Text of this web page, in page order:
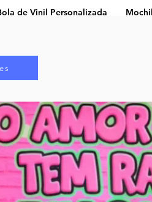
de Vinil Personalizada